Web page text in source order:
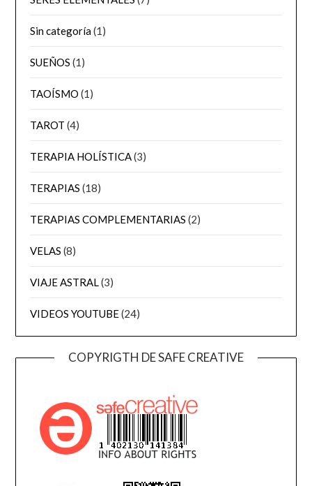
Sin categoría(1)
SUEÑOS (1)
TAOÍSMO (1)
TAROT (4)
TERAPIA HOLÍSTICA(3)
TERAPIAS (18)
TERAPIAS COMPLEMENTARIAS (2)
VELAS (8)
VIAJE ASTRAL(3)
VIDEOS YOUTUBE(24)
COPYRIGTH DE SAFE CREATIVE